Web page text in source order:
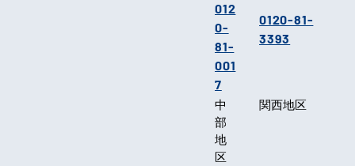
012
0-
81-
001
7
0120-81-
3393
中
部
地
区
関西地区